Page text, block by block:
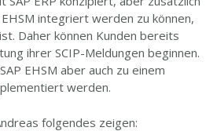
integriert werden zu können,
Daher können Kunden bereits
ihrer SCIP-Meldungen beginnen.
EHSM aber auch zu einem
werden.
folgendes zeigen: